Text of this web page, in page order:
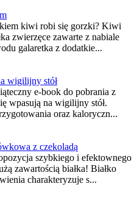
kiwi robi się gorzki? Kiwi
zwierzęce zawarte z nabiale
galaretka z dodatkie...
wigilijny stół
e-book do pobrania z
wpasują na wigilijny stół.
oraz kaloryczn...
z czekoladą
szybkiego i efektownego
zawartością białka! Białko
charakteryzuje s...